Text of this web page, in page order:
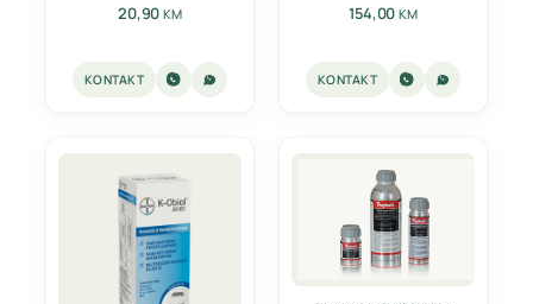
20,90KM
KONTAKT
154,00KM
KONTAKT